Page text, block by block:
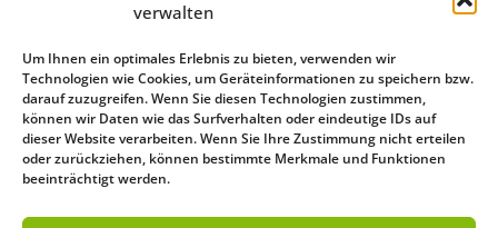
verwalten
Um Ihnen ein optimales Erlebnis zu bieten, verwenden wir
Technologien wie Cookies, um Geräteinformationen zu speichern bzw.
darauf zuzugreifen. Wenn Sie diesen Technologien zustimmen,
können wir Daten wie das Surfverhalten oder eindeutige IDs auf
dieser Website verarbeiten. Wenn Sie Ihre Zustimmung nicht erteilen
oder zurückziehen, können bestimmte Merkmale und Funktionen
beeinträchtigt werden.
Büro Dresden
Schandauer Str. 64
01277 Dresden
Deutschland